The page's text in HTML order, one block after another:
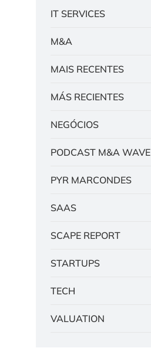
IT SERVICES
M&A
MAIS RECENTES
MÁS RECIENTES
NEGÓCIOS
PODCAST M&A WAVE
PYR MARCONDES
SAAS
SCAPE REPORT
STARTUPS
TECH
VALUATION